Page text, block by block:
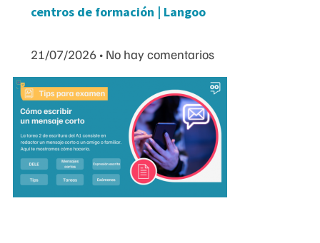
centros de formación | Langoo
21/07/2026 No hay comentarios